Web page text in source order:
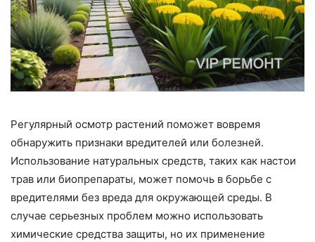
Регулярный осмотр растений поможет вовремя
обнаружить признаки вредителей или болезней.
Использование натуральных средств, таких как настои
трав или биопрепараты, может помочь в борьбе с
вредителями без вреда для окружающей среды. В
случае серьезных проблем можно использовать
химические средства защиты, но их применение